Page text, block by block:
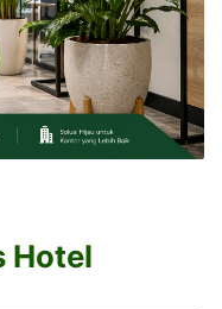
Hotel